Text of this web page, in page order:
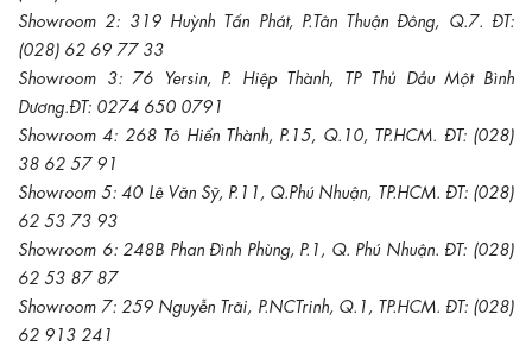
Showroom 2: 319 Huỳnh Tấn Phát, P.Tân Thuận Đông, Q.7. ĐT:
(028) 62 69 77 33
Showroom 3: 76 Yersin, P. Hiệp Thành, TP Thủ Dầu Một Bình
Dương.ĐT: 0274 650 0791
Showroom 4: 268 Tô Hiến Thành, P.15, Q.10, TP.HCM. ĐT: (028)
38 62 57 91
Showroom 5: 40 Lê Văn Sỹ, P.11, Q.Phú Nhuận, TP.HCM. ĐT: (028)
62 53 73 93
Showroom 6: 248B Phan Đình Phùng, P.1, Q. Phú Nhuận. ĐT: (028)
62 53 87 87
Showroom 7: 259 Nguyễn Trãi, P.NCTrinh, Q.1, TP.HCM. ĐT: (028)
62 913 241